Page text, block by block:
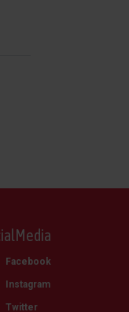
Facebook
Instagram
Twitter